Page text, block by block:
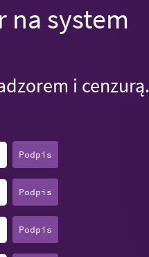
na system
i cenzurą.
Podpis
Podpis
Podpis